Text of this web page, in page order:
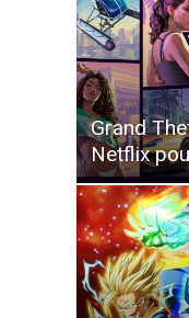
Grand
Netflix